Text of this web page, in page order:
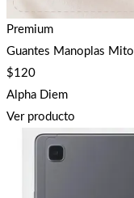
Premium
Guantes Manoplas
$120
Alpha Diem
Ver producto